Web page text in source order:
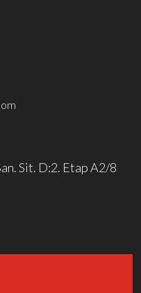
Sit. D:2. Etap A2/8